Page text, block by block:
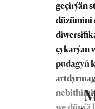
geçirýän
düzümini
çykarýan
pudagyň